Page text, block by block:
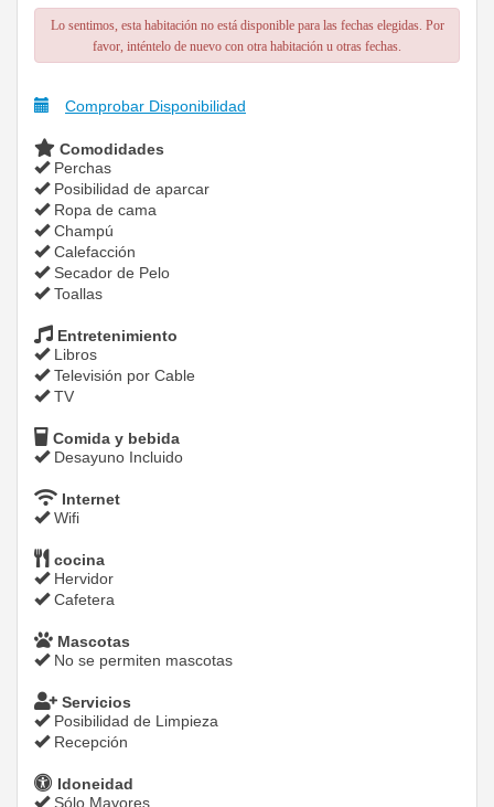
Lo sentimos, esta habitación no está disponible para las fechas elegidas. Por
favor, inténtelo de nuevo con otra habitación u otras fechas.
Comprobar Disponibilidad
Comodidades
Perchas
Posibilidad de aparcar
Ropa de cama
Champú
Calefacción
Secador de Pelo
Toallas
Entretenimiento
Libros
Televisión por Cable
TV
Comida y bebida
Desayuno Incluido
Internet
Wifi
cocina
Hervidor
Cafetera
Mascotas
No se permiten mascotas
Servicios
Posibilidad de Limpieza
Recepción
Idoneidad
Sólo Mayores